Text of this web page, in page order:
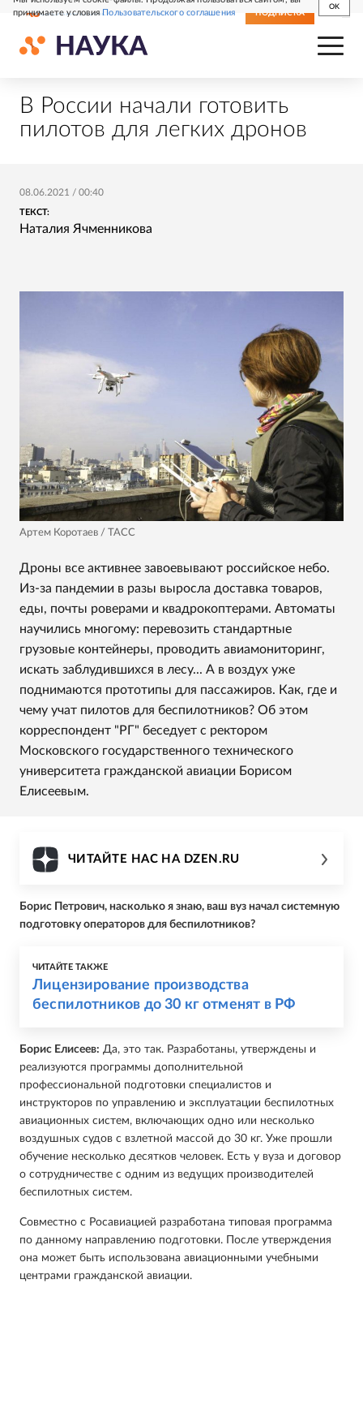
принимаете условияПользовательского соглашения
OK
СВЕЖИЙ НОМЕР ПОДПИСКА
В России начали готовить
пилотов для легких дронов
08.06.2021 / 00:40
ТЕКСТ:
Наталия Ячменникова
Артем Коротаев / ТАСС
Дроны все активнее завоевывают российское небо.
Из-за пандемии в разы выросла доставка товаров,
еды, почты роверами и квадрокоптерами. Автоматы
научились многому: перевозить стандартные
грузовые контейнеры, проводить авиамониторинг,
искать заблудившихся в лесу... А в воздух уже
поднимаются прототипы для пассажиров. Как, где и
чему учат пилотов для беспилотников? Об этом
корреспондент "РГ" беседует с ректором
Московского государственного технического
университета гражданской авиации Борисом
Елисеевым.
ЧИТАЙТЕ НАС НА DZEN.RU
Борис Петрович, насколько я знаю, ваш вуз начал системную
подготовку операторов для беспилотников?
ЧИТАЙТЕ ТАКЖЕ
Лицензирование производства
беспилотников до 30 кг отменят в РФ
Борис Елисеев: Да, это так. Разработаны, утверждены и
реализуются программы дополнительной
профессиональной подготовки специалистов и
инструкторов по управлению и эксплуатации беспилотных
авиационных систем, включающих одно или несколько
воздушных судов с взлетной массой до 30 кг. Уже прошли
обучение несколько десятков человек. Есть у вуза и договор
о сотрудничестве с одним из ведущих производителей
беспилотных систем.
Совместно с Росавиацией разработана типовая программа
по данному направлению подготовки. После утверждения
она может быть использована авиационными учебными
центрами гражданской авиации.